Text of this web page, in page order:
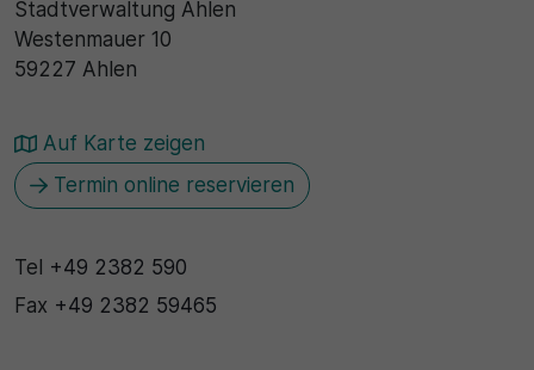
Stadtverwaltung Ahlen
Westenmauer 10
59227 Ahlen
Auf Karte zeigen
Termin online reservieren
Tel +49 2382 590
Fax +49 2382 59465
30 Minuten
Wird für statistische Zwecke verwendet, um
vorübergehende Daten des Besuchs zu speichern.